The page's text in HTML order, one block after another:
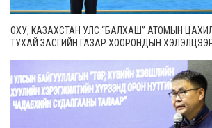
ОХУ, КАЗАХСТАН УЛС “БАЛХАШ” АТОМЫН
ТУХАЙ ЗАСГИЙН ГАЗАР ХООРОНДЫН